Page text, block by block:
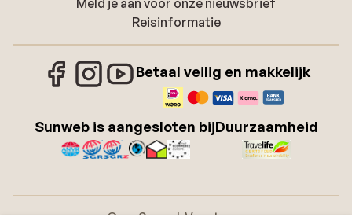
Meld je aan voor onze nieuwsbrief
Reisinformatie
Betaal veilig en makkelijk
Sunweb is aangesloten bijDuurzaamheid
Over SunwebVacatures